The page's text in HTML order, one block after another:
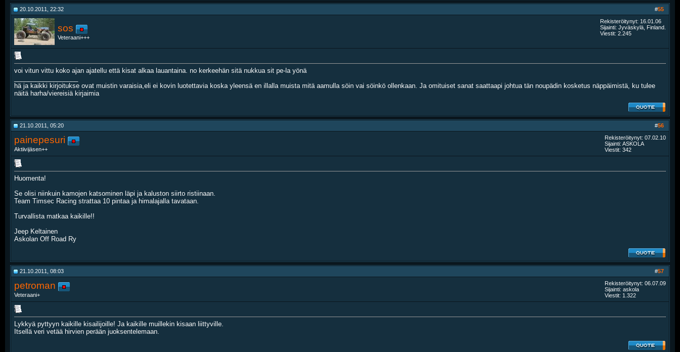
#55
20.10.2011, 22:32
sos
Veteraani+++
Rekisteröitynyt: 16.01.06
Sijainti: Jyväskylä, Finland.
Viestit: 2.245
voi vitun vittu koko ajan ajatellu että kisat alkaa lauantaina. no kerkeehän sitä nukkua sit pe-la yönä
hä ja kaikki kirjoitukse ovat muistin varaisia,eli ei kovin luotettavia koska yleensä en illalla muista mitä aamulla söin vai söinkö ollenkaan. Ja omituiset sanat saattaapi johtua tän noupädin kosketus näppäimistä, ku tulee
näitä harha/viereisiä kirjaimia
#56
21.10.2011, 05:20
painepesuri
Aktiivijäsen++
Rekisteröitynyt: 07.02.10
Sijainti: ASKOLA
Viestit: 342
Huomenta!
Se olisi niinkuin kamojen katsominen läpi ja kaluston siirto ristiinaan.
Team Timsec Racing strattaa 10 pintaa ja himalajalla tavataan.
Turvallista matkaa kaikille!!
Jeep Keltainen
Askolan Off Road Ry
#57
21.10.2011, 08:03
petroman
Veteraani+
Rekisteröitynyt: 06.07.09
Sijainti: askola
Viestit: 1.322
Lykkyä pyttyyn kaikille kisailijoille! Ja kaikille muillekin kisaan liittyville.
Itsellä veri vetää hirvien perään juoksentelemaan.